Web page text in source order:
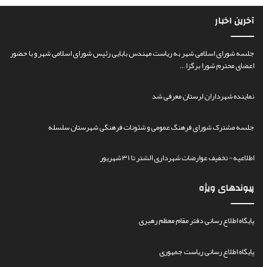
آخرین اخبار
جلسه شورای اسلامی شهر به ریاست مهندس بابایی رئیس شورای اسلامی شهر و با حضور
اعضای محترم شورا برگزا…
نماینده شهرداران لرستان معرفی شد
جلسه مشترک شورای فرهنگ عمومی و شئونات فرهنگی شهرستان سلسله
اطلاعیه- تخفیف عوارضات شهرداری الشتر تا ۳۱ شهریور
پیوندهای ویژه
پایگاه اطلاع رسانی دفتر مقام معظم رهبری
پایگاه اطلاع رسانی ریاست جمهوری